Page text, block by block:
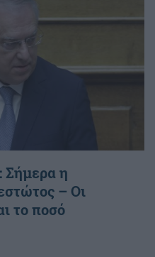
Σήμερα η
– Οι
το ποσό